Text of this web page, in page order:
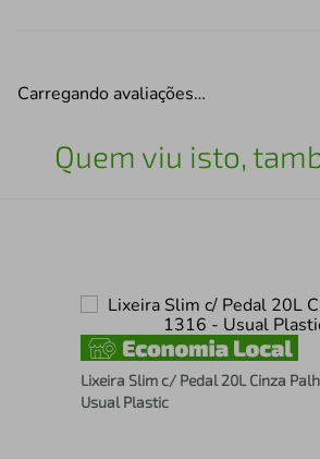
Carregando avaliações…
Quem viu isto,
Lixeira Slim c/ Pedal 20L Cinza
Usual Plastic